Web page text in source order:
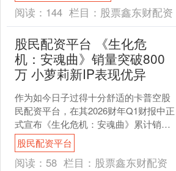
阅读： 144 栏目： 股票鑫东财配资
股民配资平台 《生化危
机：安魂曲》销量突破800
万 小萝莉新IP表现优异
作为如今日子过得十分舒适的卡普空股
民配资平台，在其2026财年Q1财报中正
式宣布《生化危机：安魂曲》累计销量
达到800万份，而全新IP《识质存在》的
累计销量也已....
股民配资平台
阅读： 58 栏目： 股票鑫东财配资